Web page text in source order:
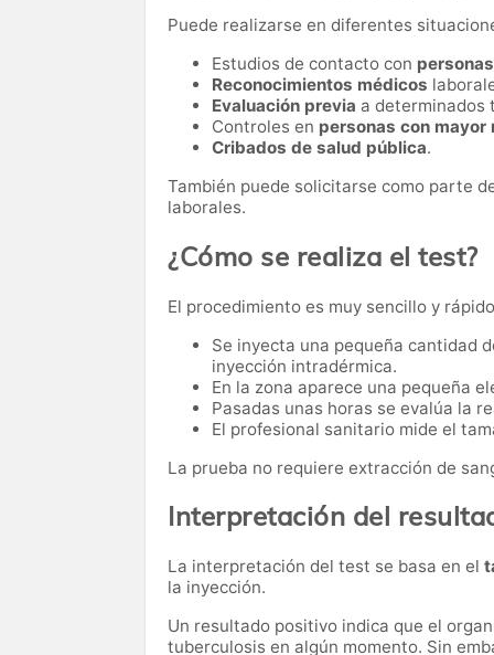
Puede realizarse en diferentes
Estudios de contacto con
Reconocimientos médicos
Evaluación previa a determinados
Controles en personas con
Cribados de salud pública.
También puede solicitarse como parte
laborales.
¿Cómo se realiza el test?
El procedimiento es muy sencillo y
Se inyecta una pequeña cantidad
inyección intradérmica.
En la zona aparece una pequeña
Pasadas unas horas se evalúa la
El profesional sanitario mide el
La prueba no requiere extracción de
Interpretación del
La interpretación del test se basa en el
la inyección.
Un resultado positivo indica que el
tuberculosis en algún momento. Sin